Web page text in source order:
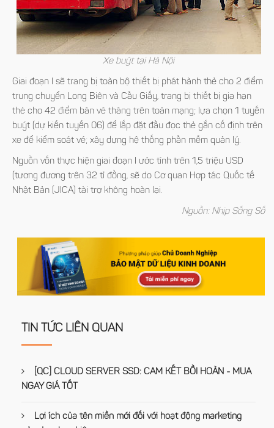
Xe buýt tại Hà Nội
Giai đoạn I sẽ trang bị toàn bộ thiết bị phát hành thẻ cho 2 điểm
trung chuyển Long Biên và Cầu Giấy, trang bị thiết bị gia hạn
thẻ cho 42 điểm bán vé tháng trên toàn mạng; lựa chọn 1 tuyến
buýt (dự kiến tuyến 06) để lắp đặt đầu đọc thẻ gắn cố định trên
xe để kiểm soát vé; xây dựng hệ thống phần mềm quản lý.
Nguồn vốn thực hiện giai đoạn I ước tính trên 1,5 triệu USD
(tương đương trên 32 tỉ đồng, sẽ do Cơ quan Hợp tác Quốc tế
Nhật Bản (JICA) tài trợ không hoàn lại.
Nguồn: Nhịp Sống Số
TIN TỨC LIÊN QUAN
[QC] CLOUD SERVER SSD: CAM KẾT BỒI HOÀN - MUA
NGAY GIÁ TỐT
Lợi ích của tên miền mới đối với hoạt động marketing